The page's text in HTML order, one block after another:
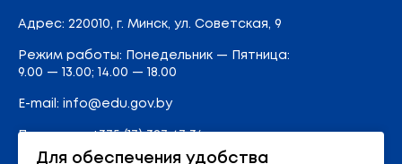
Адрес: 220010, г. Минск, ул. Советская, 9
Режим работы: Понедельник — Пятница:
9.00 — 13.00; 14.00 — 18.00
E-mail: info@edu.gov.by
Приемная: +375 (17) 327 47 36
Для обеспечения удобства